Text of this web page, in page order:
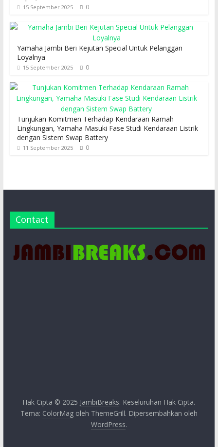
15 September 2025 0
Yamaha Jambi Beri Kejutan Special Untuk Pelanggan
Loyalnya
15 September 2025 0
Tunjukan Komitmen Terhadap Kendaraan Ramah
Lingkungan, Yamaha Masuki Fase Studi Kendaraan Listrik
dengan Sistem Swap Battery
11 September 2025 0
Contact
Hak Cipta © 2025 JambiBreaks. Keseluruhan Hak Cipta.
Tema: ColorMagoleh ThemeGrill. Dipersembahkan oleh
WordPress.